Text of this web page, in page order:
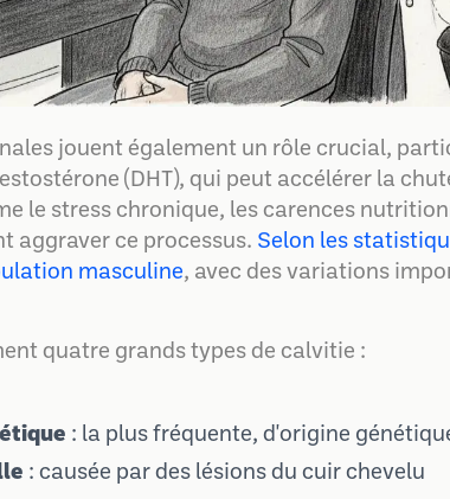
jouent également un rôle crucial,
(DHT), qui peut accélérer la
le stress chronique, les carences
aggraver ce processus. Selon les
masculine, avec des variations
quatre grands types de calvitie :
: la plus fréquente, d'origine
: causée par des lésions du cuir chevelu